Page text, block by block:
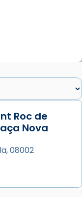
de Les
Roc de
Nova
08002